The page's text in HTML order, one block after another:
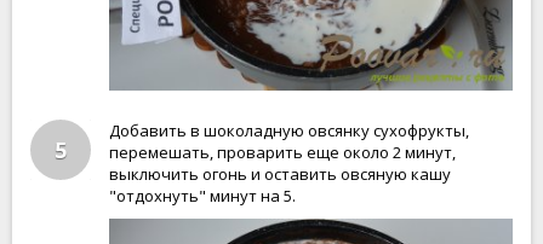
5
Добавить в шоколадную овсянку сухофрукты,
перемешать, проварить еще около 2 минут,
выключить огонь и оставить овсяную кашу
"отдохнуть" минут на 5.